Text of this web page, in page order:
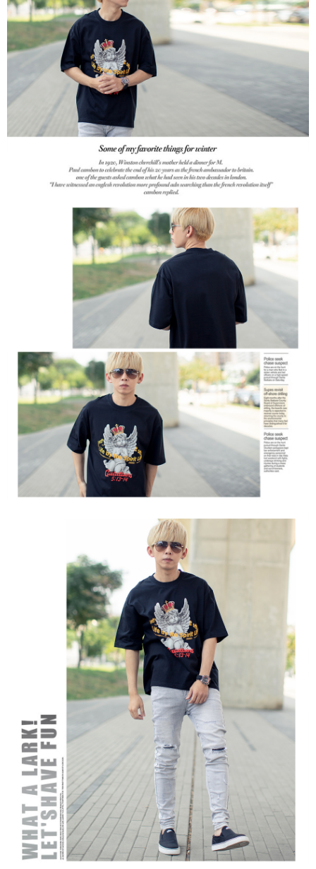
２．訂單成立數日內，您將收到繳費通知簡訊。
３．收到繳費通知簡訊後14天內，點擊此簡訊中的連結，可透過四大超商／
ATM／網路銀行／等多元方式進行付款，方視為交易完成。
※ 請注意：結帳手續完成當下不需立刻繳費，但若您需要取消訂單，請聯絡
購買商品的店家。未經商家同意取消之訂單仍視為有效，需透過AFTEE先享
後付繳納相關費用。
※ 交易是否成功請以「AFTEE先享後付 」之結帳頁面顯示為準，若有關於
是否繳費成功／繳費後需取消欲退款等相關疑問，請聯繫「AFTEE先享後付
客戶支援中心」 https://netprotections.freshdesk.com/support/home
【注意事項】
１．透過由恩沛科技股份有限公司提供之「AFTEE先享後付」服務完成之交
易，需依本服務之必要範圍內提供個人資料，並將交易相關給付款項請求債
權轉讓予恩沛科技股份有限公司。
２．關於個人資料處理事宜，請瀏覽以下網址：
３．未成年的使用者請事先徵得法定代理人或監護人之同意方可使用
「AFTEE先享後付」，若未經同意申辦者引起之損失，本公司不負相關責
４．使用「AFTEE先享後付」時，將依據個別帳號之用戶狀況，依本公司即
時審查核予不同之上限額度；若仍有額度不足之情形，本公司將視審查結果
請求用戶進行身份認證。
５．嚴禁一人註冊多個帳號或使用他人資訊註冊。若發現惡意使用之情形，
恩沛科技股份有限公司將有權停止該用戶之使用額度並採取法律行動。
每筆NT$80，滿NT$1,800(含以上)免運費
7-11付款取貨
每筆NT$80，滿NT$1,800(含以上)免運費
先付款後7-11取貨
每筆NT$80，滿NT$1,800(含以上)免運費
每筆NT$120，滿NT$3,000(含以上)免運費